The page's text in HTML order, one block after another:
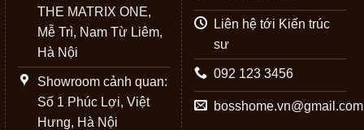
THE MATRIX ONE,
Mễ Trì, Nam Từ Liêm,
Hà Nội
Showroom cảnh quan:
Số 1 Phúc Lợi, Việt
Hưng, Hà Nội
Liên hệ tới Kiến trúc
sư
092 123 3456
bosshome.vn@gmail.com